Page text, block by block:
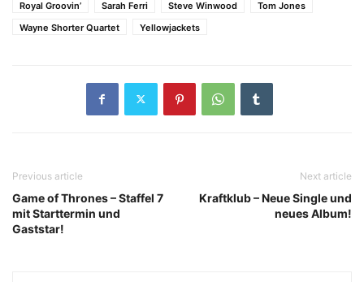
Royal Groovin’
Sarah Ferri Steve Winwood
Tom Jones
Wayne Shorter Quartet
Yellowjackets
Previous article
Game of Thrones – Staffel 7
mit Starttermin und
Gaststar!
Next article
Kraftklub – Neue Single und
neues Album!